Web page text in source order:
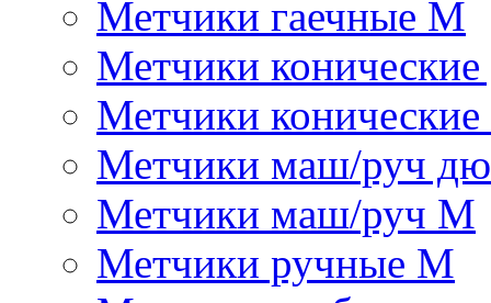
Метчики гаечные М
Метчики
Метчики
Метчики маш/руч
Метчики маш/руч М
Метчики ручные М